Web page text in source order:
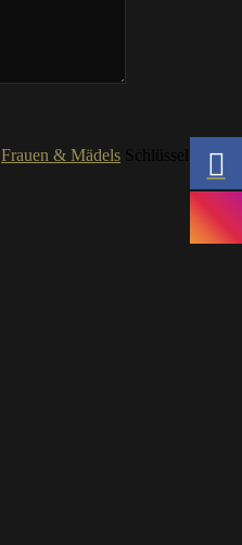
Frauen & Mädels Schlüsselworte: